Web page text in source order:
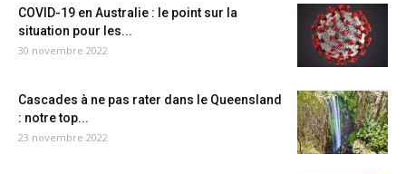
COVID-19 en Australie : le point sur la
situation pour les...
30 novembre 2022
Cascades à ne pas rater dans le Queensland
: notre top...
23 novembre 2022